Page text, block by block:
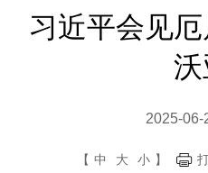
习近平会见
沃
2025-06-
【 中 大 小 】